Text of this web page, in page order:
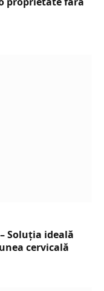
Soluția ideală
cervicală